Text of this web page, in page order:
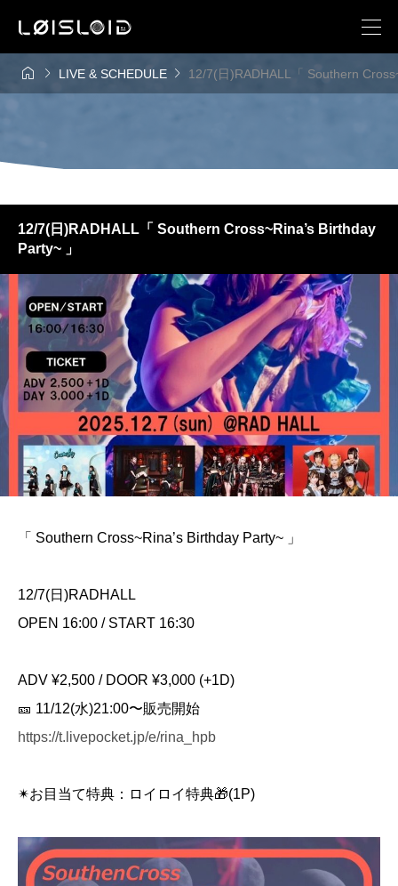
  LIVE & SCHEDULE  12/7(日)RADHALL「 Southern
12/7(日)RADHALL「 Southern Cross~Rina’s Birthday
Party~ 」
「 Southern Cross~Rina’s Birthday Party~ 」
12/7(日)RADHALL
OPEN 16:00 / START 16:30
ADV ¥2,500 / DOOR ¥3,000 (+1D)
🎫 11/12(水)21:00〜販売開始
https://t.livepocket.jp/e/rina_hpb
✴︎お目当て特典：ロイロイ特典🎁(1P)